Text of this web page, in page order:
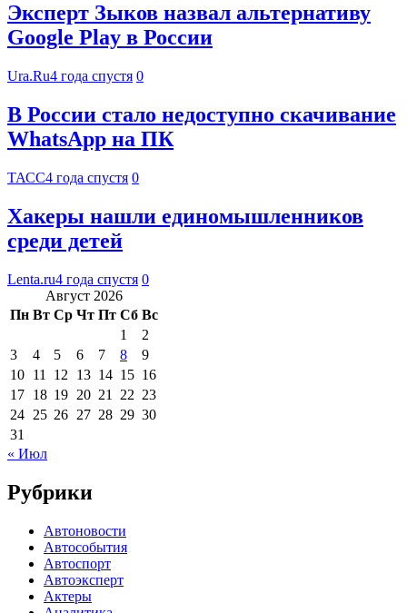
Эксперт Зыков назвал альтернативу
Google Play в России
Ura.Ru4 года спустя 0
В России стало недоступно скачивание
WhatsApp на ПК
ТАСС4 года спустя 0
Хакеры нашли единомышленников
среди детей
Lenta.ru4 года спустя 0
Август 2026
Пн Вт Ср Чт Пт Сб Вс
1
2
3
4 5 6 7 8
9
10 11 12 13 14 15 16
17 18 19 20 21 22 23
24 25 26 27 28 29 30
31
« Июл
Рубрики
Автоновости
Автособытия
Автоспорт
Автоэксперт
Актеры